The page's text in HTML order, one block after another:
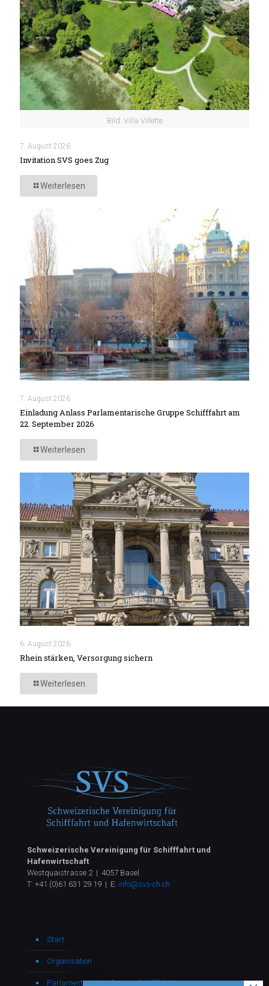
Bild: Villa Villette
7. August 2026
Invitation SVS goes Zug
Weiterlesen
7. August 2026
Einladung Anlass Parlamentarische Gruppe Schifffahrt am
22. September 2026
Weiterlesen
6. August 2026
Rhein stärken, Versorgung sichern
Weiterlesen
Schweizerische Vereinigung für Schifffahrt und
Hafenwirtschaft
Westquaistrasse 2 | 4057 Basel
T: +41 (0)61 631 29 19 | E: info@svs-ch.ch
Start
Organisation
Parlamentarische Gruppe Schifffahrt